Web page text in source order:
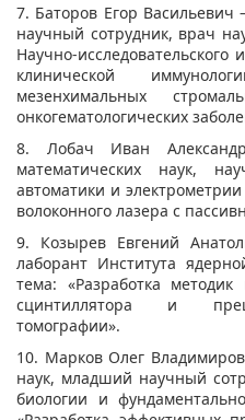
7. Баторов Егор Васильевич
научный сотрудник, врач
Научно-
клинической
мезенхимальных
онкогематологических
8. Лобач Иван
математических наук,
автоматики и
волоконного лазера с
9. Козырев Евгений
лаборант Института
тема: «Разработка методик
сцинтиллятора и
томографии».
10. Марков Олег
наук, младший научный
биологии и